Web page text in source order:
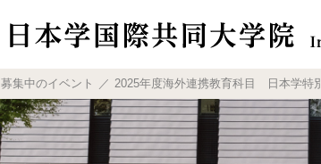
募集中のイベント 2025年度海外連携教育科目 日本学特